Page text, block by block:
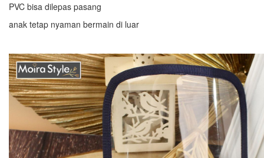
PVC bisa dilepas pasang
anak tetap nyaman bermain di luar